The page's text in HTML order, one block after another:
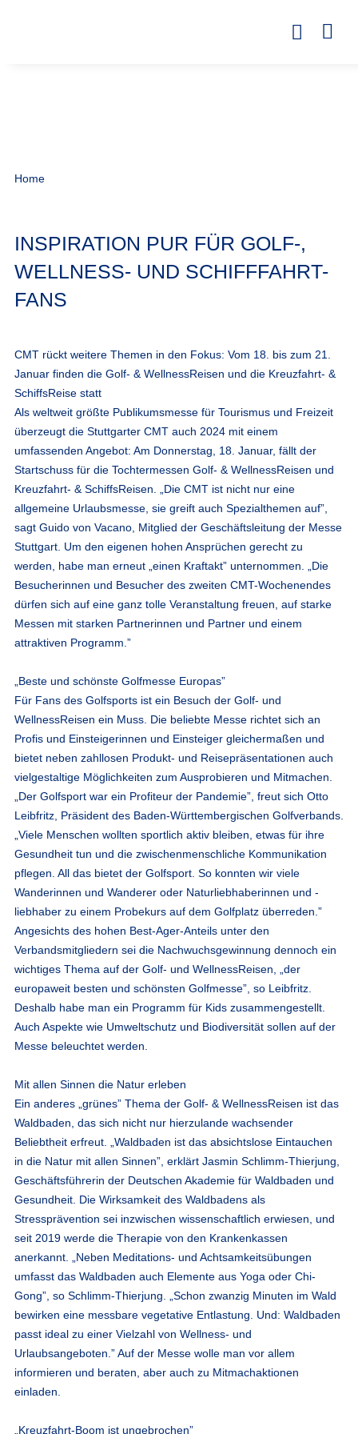
Home
INSPIRATION PUR FÜR GOLF-,
WELLNESS- UND SCHIFFFAHRT-
FANS
CMT rückt weitere Themen in den Fokus: Vom 18. bis zum 21.
Januar finden die Golf- & WellnessReisen und die Kreuzfahrt- &
SchiffsReise statt
Als weltweit größte Publikumsmesse für Tourismus und Freizeit
überzeugt die Stuttgarter CMT auch 2024 mit einem
umfassenden Angebot: Am Donnerstag, 18. Januar, fällt der
Startschuss für die Tochtermessen Golf- & WellnessReisen und
Kreuzfahrt- & SchiffsReisen. „Die CMT ist nicht nur eine
allgemeine Urlaubsmesse, sie greift auch Spezialthemen auf”,
sagt Guido von Vacano, Mitglied der Geschäftsleitung der Messe
Stuttgart. Um den eigenen hohen Ansprüchen gerecht zu
werden, habe man erneut „einen Kraftakt” unternommen. „Die
Besucherinnen und Besucher des zweiten CMT-Wochenendes
dürfen sich auf eine ganz tolle Veranstaltung freuen, auf starke
Messen mit starken Partnerinnen und Partner und einem
attraktiven Programm.”
„Beste und schönste Golfmesse Europas”
Für Fans des Golfsports ist ein Besuch der Golf- und
WellnessReisen ein Muss. Die beliebte Messe richtet sich an
Profis und Einsteigerinnen und Einsteiger gleichermaßen und
bietet neben zahllosen Produkt- und Reisepräsentationen auch
vielgestaltige Möglichkeiten zum Ausprobieren und Mitmachen.
„Der Golfsport war ein Profiteur der Pandemie”, freut sich Otto
Leibfritz, Präsident des Baden-Württembergischen Golfverbands.
„Viele Menschen wollten sportlich aktiv bleiben, etwas für ihre
Gesundheit tun und die zwischenmenschliche Kommunikation
pflegen. All das bietet der Golfsport. So konnten wir viele
Wanderinnen und Wanderer oder Naturliebhaberinnen und -
liebhaber zu einem Probekurs auf dem Golfplatz überreden.”
Angesichts des hohen Best-Ager-Anteils unter den
Verbandsmitgliedern sei die Nachwuchsgewinnung dennoch ein
wichtiges Thema auf der Golf- und WellnessReisen, „der
europaweit besten und schönsten Golfmesse”, so Leibfritz.
Deshalb habe man ein Programm für Kids zusammengestellt.
Auch Aspekte wie Umweltschutz und Biodiversität sollen auf der
Messe beleuchtet werden.
Mit allen Sinnen die Natur erleben
Ein anderes „grünes” Thema der Golf- & WellnessReisen ist das
Waldbaden, das sich nicht nur hierzulande wachsender
Beliebtheit erfreut. „Waldbaden ist das absichtslose Eintauchen
in die Natur mit allen Sinnen”, erklärt Jasmin Schlimm-Thierjung,
Geschäftsführerin der Deutschen Akademie für Waldbaden und
Gesundheit. Die Wirksamkeit des Waldbadens als
Stressprävention sei inzwischen wissenschaftlich erwiesen, und
seit 2019 werde die Therapie von den Krankenkassen
anerkannt. „Neben Meditations- und Achtsamkeitsübungen
umfasst das Waldbaden auch Elemente aus Yoga oder Chi-
Gong”, so Schlimm-Thierjung. „Schon zwanzig Minuten im Wald
bewirken eine messbare vegetative Entlastung. Und: Waldbaden
passt ideal zu einer Vielzahl von Wellness- und
Urlaubsangeboten.” Auf der Messe wolle man vor allem
informieren und beraten, aber auch zu Mitmachaktionen
einladen.
„Kreuzfahrt-Boom ist ungebrochen”